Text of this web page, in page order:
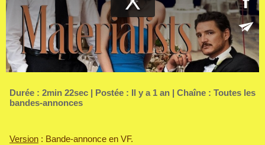
Durée : 2min 22sec | Postée : Il y a 1 an | Chaîne : Toutes les
bandes-annonces
Version : Bande-annonce en VF.